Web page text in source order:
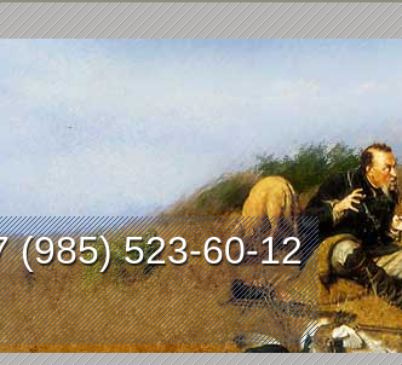
(985) 523-60-12